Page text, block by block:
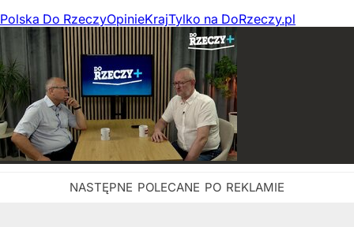
Polska Do RzeczyOpinieKrajTylko na DoRzeczy.pl